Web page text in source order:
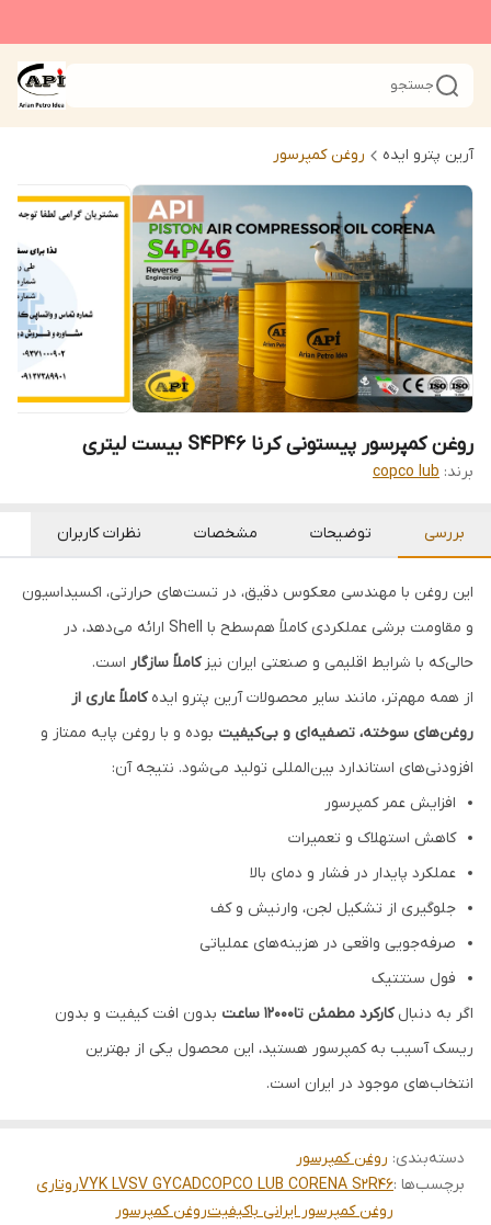
جستجو
آرین پترو ایده روغن کمپرسور
روغن کمپرسور پیستونی کرنا S4P46 بیست لیتری
برند: copco lub
بررسی توضیحات مشخصات نظرات کاربران
این روغن با مهندسی معکوس دقیق، در تست‌های حرارتی، اکسیداسیون
و مقاومت برشی عملکردی کاملاً هم‌سطح با Shell ارائه می‌دهد، در
حالی‌که با شرایط اقلیمی و صنعتی ایران نیزکاملاً سازگار است.
از همه مهم‌تر، مانند سایر محصولات آرین پترو ایدهکاملاً عاری از
روغن‌های سوخته، تصفیه‌ای و بی‌کیفیت بوده و با روغن پایه ممتاز و
افزودنی‌های استاندارد بین‌المللی تولید می‌شود. نتیجه آن:
افزایش عمر کمپرسور
کاهش استهلاک و تعمیرات
عملکرد پایدار در فشار و دمای بالا
جلوگیری از تشکیل لجن، وارنیش و کف
صرفه‌جویی واقعی در هزینه‌های عملیاتی
فول سنتتیک
اگر به دنبالکارکرد مطمئن تا12000 ساعت
بدون افت کیفیت و بدون
ریسک آسیب به کمپرسور هستید، این محصول یکی از بهترین
انتخاب‌های موجود در ایران است.
دسته‌بندی: روغن کمپرسور
برچسب‌ها :COPCO LUB CORENA S2R46
VYK LVSV GYCADروتاری
روغن کمپرسور ایرانی باکیفیتروغن کمپرسور